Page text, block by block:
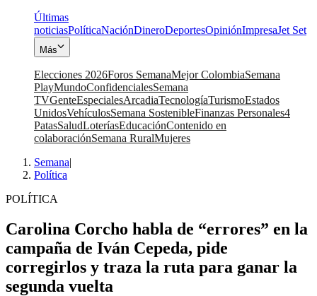
Últimas
noticiasPolíticaNaciónDineroDeportesOpiniónImpresaJet Set
Más
Elecciones 2026Foros SemanaMejor ColombiaSemana
PlayMundoConfidencialesSemana
TVGenteEspecialesArcadiaTecnologíaTurismoEstados
UnidosVehículosSemana SostenibleFinanzas Personales4
PatasSaludLoteríasEducaciónContenido en
colaboraciónSemana RuralMujeres
Semana|
Política
POLÍTICA
Carolina Corcho habla de “errores” en la
campaña de Iván Cepeda, pide
corregirlos y traza la ruta para ganar la
segunda vuelta